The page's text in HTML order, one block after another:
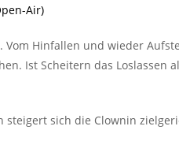
Air)
Vom Hinfallen und wieder
Ist Scheitern das Loslassen
sich die Clownin